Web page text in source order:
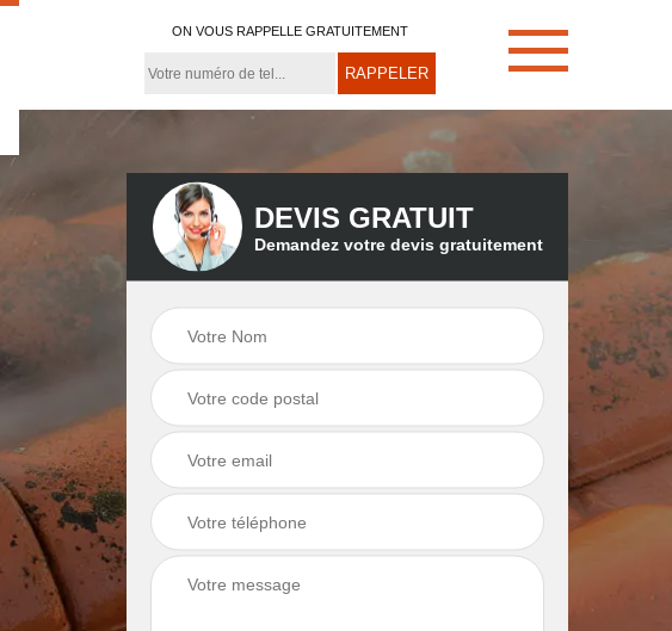
ON VOUS RAPPELLE GRATUITEMENT
Démoussage de
toiture 21
Couvreur zingueur
DEVIS GRATUIT
Demandez votre devis gratuitement